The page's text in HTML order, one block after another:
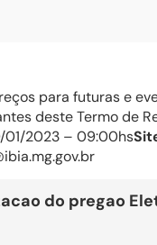
para futuras e
deste Termo de
01/2023 – 09:00hs
do pregao